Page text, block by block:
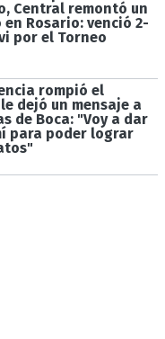
Central remontó un
Rosario: venció 2-
por el Torneo
rompió el
dejó un mensaje a
de Boca: "Voy a dar
para poder lograr